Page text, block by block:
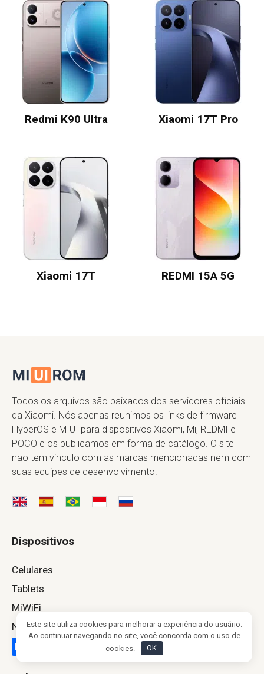
Redmi K90 Ultra Xiaomi 17T Pro
Xiaomi 17T REDMI 15A 5G
Todos os arquivos são baixados dos servidores oficiais
da Xiaomi. Nós apenas reunimos os links de firmware
HyperOS e MIUI para dispositivos Xiaomi, Mi, REDMI e
POCO e os publicamos em forma de catálogo. O site
não tem vínculo com as marcas mencionadas nem com
suas equipes de desenvolvimento.
Dispositivos
Celulares
Tablets
MiWiFi
Novidades
HyperOS 4
Este site utiliza cookies para melhorar a experiência do usuário.
Ao continuar navegando no site, você concorda com o uso de
cookies.
OK